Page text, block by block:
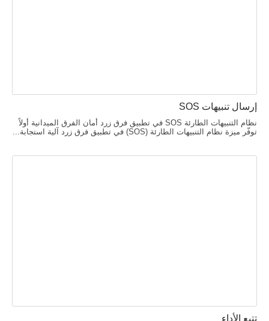
إرسال تنبيهات SOS
نظام التنبيهات الطارئة SOS في تطبيق فرق زرد أمان الفرق الميدانية أولاً
توفّر ميزة نظام التنبيهات الطارئة (SOS) في تطبيق فرق زرد آلية استجابة...
تتبع الأداء